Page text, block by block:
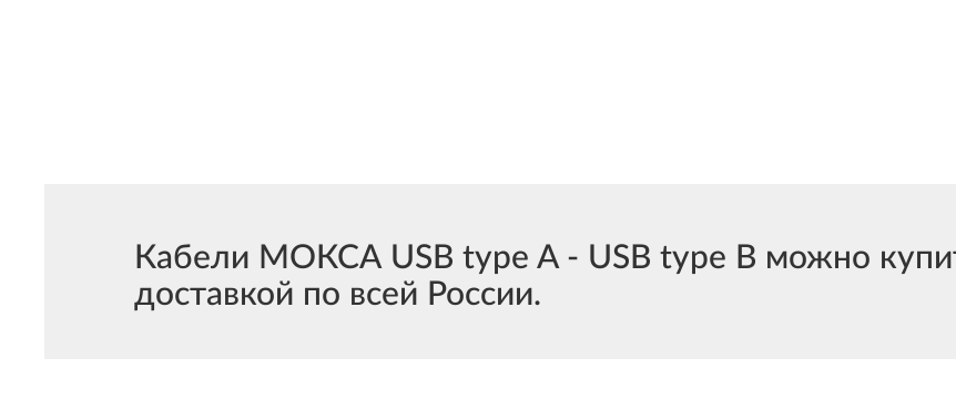
Кабели МОКСА USB type A - USB type B можно
доставкой по всей России.